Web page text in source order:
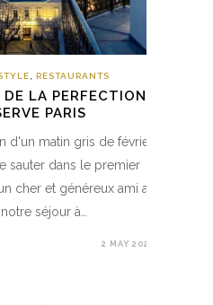
, RESTAURANTS
LA PERFECTION –
PARIS
d'un matin gris de février,
sauter dans le premier
cher et généreux ami a
séjour à…
2 MAY 2020